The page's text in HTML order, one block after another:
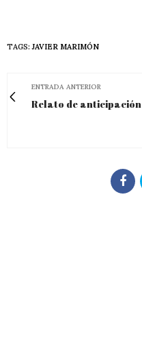
TAGS: JAVIER MARIMÓN
ENTRADA ANTERIOR
Relato de anticipación